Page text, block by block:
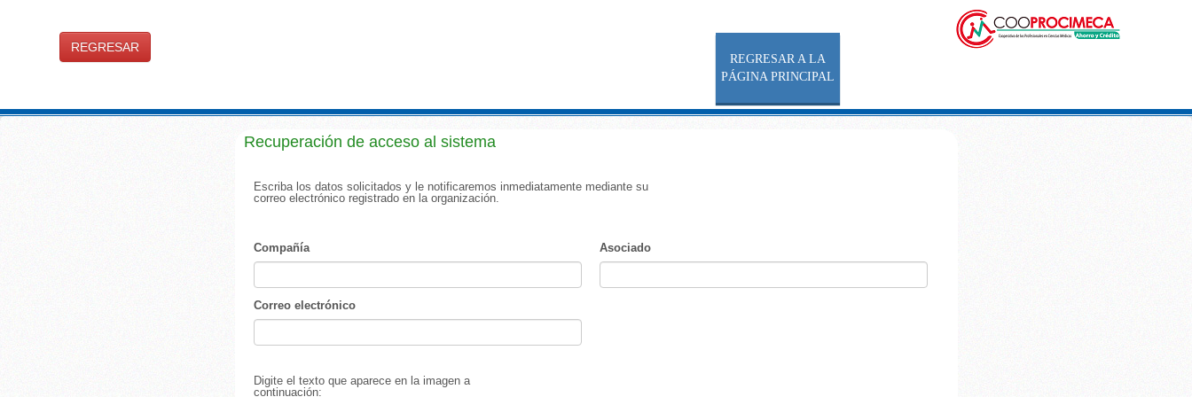
REGRESAR
REGRESAR A LA
PÁGINA PRINCIPAL
Recuperación de acceso al sistema
Escriba los datos solicitados y le notificaremos inmediatamente mediante su
correo electrónico registrado en la organización.
Compañía Asociado
Correo electrónico
Digite el texto que aparece en la imagen a
continuación: